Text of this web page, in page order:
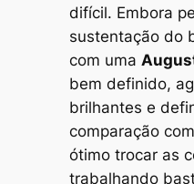
difícil. Embora
sustentação do
com uma
bem definido,
brilhantes e
comparação
ótimo trocar as
trabalhando